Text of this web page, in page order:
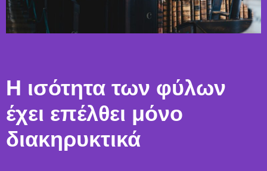
H ισότητα των φύλων
έχει επέλθει μόνο
διακηρυκτικά